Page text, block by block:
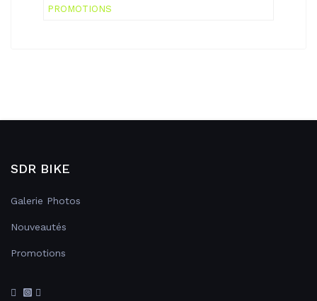
PROMOTIONS
SDR BIKE
Galerie Photos
Nouveautés
Promotions